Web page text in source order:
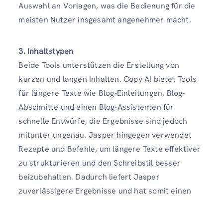
Auswahl an Vorlagen, was die Bedienung für die
meisten Nutzer insgesamt angenehmer macht.
3. Inhaltstypen
Beide Tools unterstützen die Erstellung von
kurzen und langen Inhalten. Copy AI bietet Tools
für längere Texte wie Blog-Einleitungen, Blog-
Abschnitte und einen Blog-Assistenten für
schnelle Entwürfe, die Ergebnisse sind jedoch
mitunter ungenau. Jasper hingegen verwendet
Rezepte und Befehle, um längere Texte effektiver
zu strukturieren und den Schreibstil besser
beizubehalten. Dadurch liefert Jasper
zuverlässigere Ergebnisse und hat somit einen